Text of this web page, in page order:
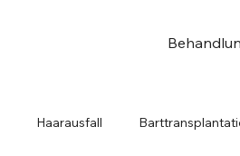
Haarausfall